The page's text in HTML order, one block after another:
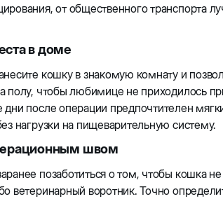
от общественного транспорта
в доме
кошку в знакомую комнату и
полу, чтобы любимице не приходилось
после операции предпочтителен
нагрузки на пищеварительную систему.
швом
позаботиться о том, чтобы кошка
ветеринарный воротник. Точно